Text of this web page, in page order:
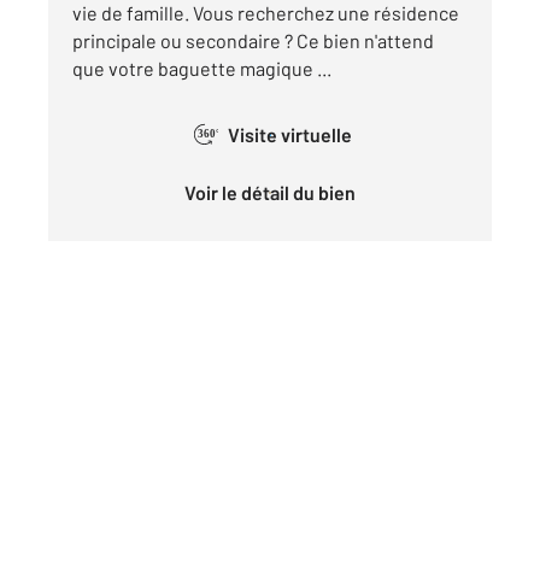
vie de famille. Vous recherchez une résidence
principale ou secondaire ? Ce bien n'attend
que votre baguette magique ...
360° Visite virtuelle
Voir le détail du bien